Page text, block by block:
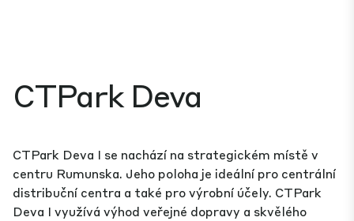
CTPark Deva
CTPark Deva I se nachází na strategickém místě v
centru Rumunska. Jeho poloha je ideální pro centrální
distribuční centra a také pro výrobní účely. CTPark
Deva I využívá výhod veřejné dopravy a skvělého